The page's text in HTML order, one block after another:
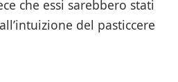
che essi sarebbero stati
del pasticcere